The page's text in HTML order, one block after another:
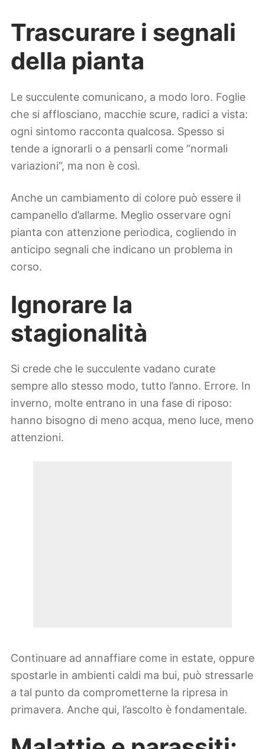
Trascurare i segnali
della pianta
Le succulente comunicano, a modo loro. Foglie
che si afflosciano, macchie scure, radici a vista:
ogni sintomo racconta qualcosa. Spesso si
tende a ignorarli o a pensarli come “normali
variazioni”, ma non è così.
Anche un cambiamento di colore può essere il
campanello d’allarme. Meglio osservare ogni
pianta con attenzione periodica, cogliendo in
anticipo segnali che indicano un problema in
corso.
Ignorare la
stagionalità
Si crede che le succulente vadano curate
sempre allo stesso modo, tutto l’anno. Errore. In
inverno, molte entrano in una fase di riposo:
hanno bisogno di meno acqua, meno luce, meno
attenzioni.
Continuare ad annaffiare come in estate, oppure
spostarle in ambienti caldi ma bui, può stressarle
a tal punto da comprometterne la ripresa in
primavera. Anche qui, l’ascolto è fondamentale.